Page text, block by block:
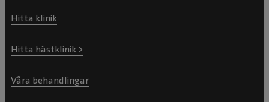
Hitta klinik
Hitta hästklinik >
Våra behandlingar